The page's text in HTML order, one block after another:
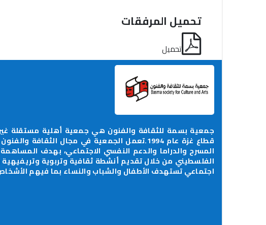
تحميل المرفقات
تحميل
جمعية بسمة للثقافة والفنون هي جمعية أهلية مستقلة
قطاع غزة عام 1994.تعمل الجمعية في مجال
المسرح والدراما والدعم النفسي الاجتماعي، بهدف
الفلسطيني من خلال تقديم أنشطة ثقافية وتربوية
اجتماعي تستهدف الأطفال والشباب والنساء بما فيهم